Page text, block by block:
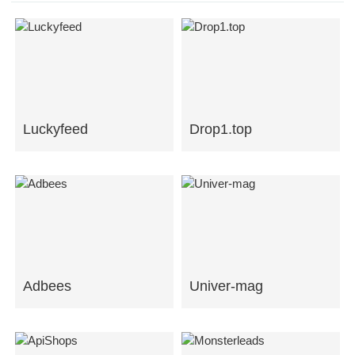
Luckyfeed Drop1.top
Adbees Univer-mag